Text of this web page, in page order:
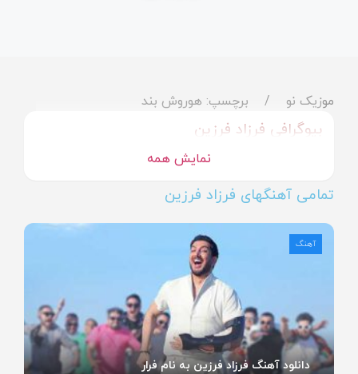
موزیک نو برچسپ: هوروش بند
بیوگرافی فرزاد فرزین
نمایش همه
تمامی آهنگهای فرزاد فرزین
دانلود آهنگ فرزاد فرزین به نام فرار
آهنگ